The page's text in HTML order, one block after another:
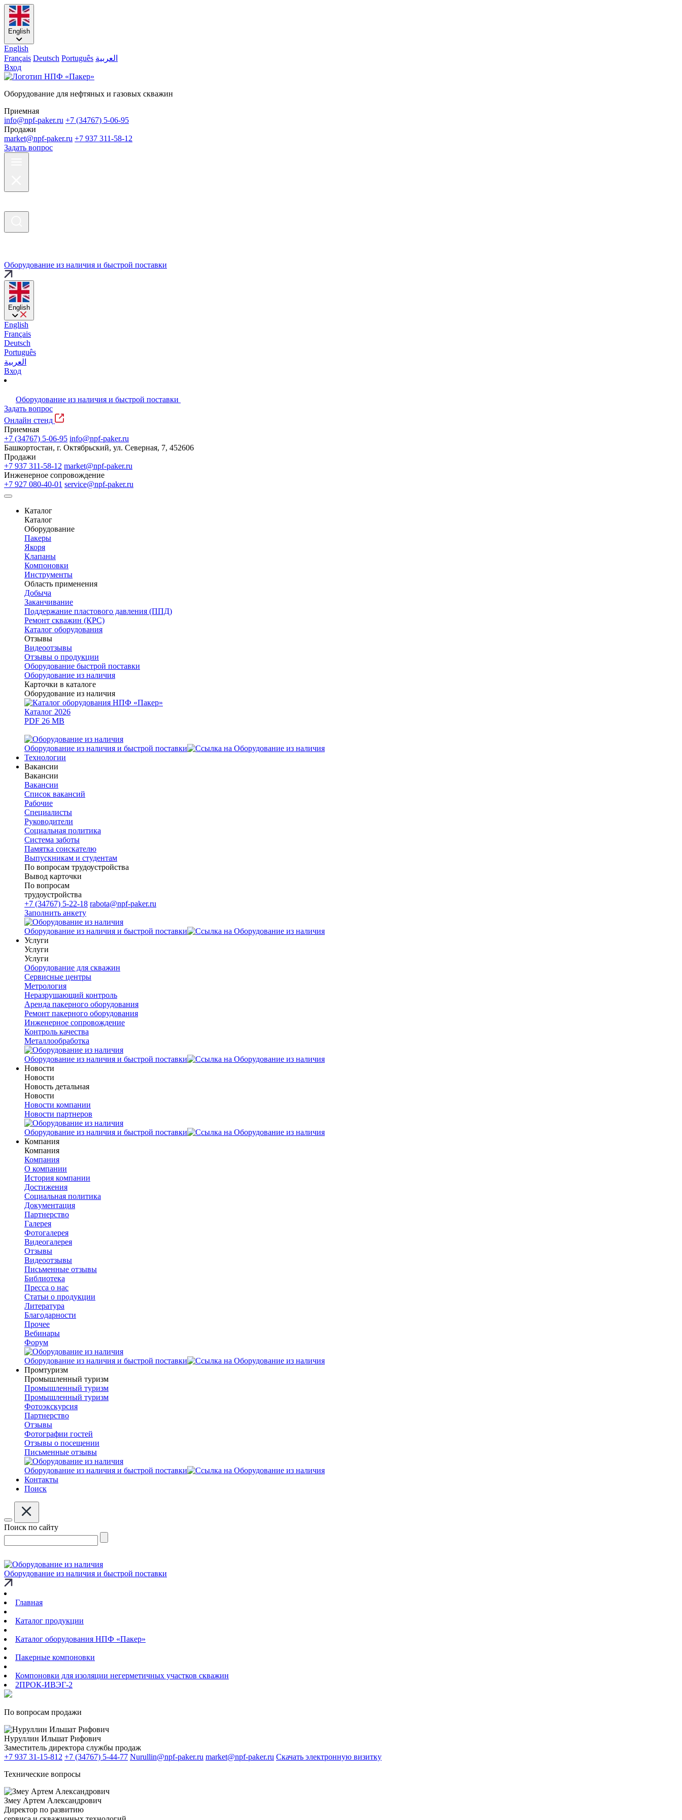
English
English
Français Deutsch Português العربية
Вход
Оборудование для нефтяных и газовых скважин
Приемная
info@npf-paker.ru +7 (34767) 5-06-95
Продажи
market@npf-paker.ru +7 937 311-58-12
Задать вопрос
Оборудование из наличия и быстрой поставки
English
English
Français
Deutsch
Português
العربية
Вход
Оборудование из наличия и быстрой поставки
Задать вопрос
Онлайн стенд
Приемная
+7 (34767) 5-06-95 info@npf-paker.ru
Башкортостан, г. Октябрьский, ул. Северная, 7, 452606
Продажи
+7 937 311-58-12 market@npf-paker.ru
Инженерное сопровождение
+7 927 080-40-01 service@npf-paker.ru
Каталог
Каталог
Оборудование
Пакеры
Якоря
Клапаны
Компоновки
Инструменты
Область применения
Добыча
Заканчивание
Поддержание пластового давления (ППД)
Ремонт скважин (КРС)
Каталог оборудования
Отзывы
Видеоотзывы
Отзывы о продукции
Оборудование быстрой поставки
Оборудование из наличия
Карточки в каталоге
Оборудование из наличия
Каталог 2026
PDF 26 MB
Оборудование из наличия и быстрой поставки
Технологии
Вакансии
Вакансии
Вакансии
Список вакансий
Рабочие
Специалисты
Руководители
Cоциальная политика
Система заботы
Памятка соискателю
Выпускникам и студентам
По вопросам трудоустройства
Вывод карточки
По вопросам
трудоустройства
+7 (34767) 5-22-18 rabota@npf-paker.ru
Заполнить анкету
Оборудование из наличия и быстрой поставки
Услуги
Услуги
Услуги
Оборудование для скважин
Сервисные центры
Метрология
Неразрушающий контроль
Аренда пакерного оборудования
Ремонт пакерного оборудования
Инженерное сопровождение
Контроль качества
Металлообработка
Оборудование из наличия и быстрой поставки
Новости
Новости
Новость детальная
Новости
Новости компании
Новости партнеров
Оборудование из наличия и быстрой поставки
Компания
Компания
Компания
О компании
История компании
Достижения
Социальная политика
Документация
Партнерство
Галерея
Фотогалерея
Видеогалерея
Отзывы
Видеоотзывы
Письменные отзывы
Библиотека
Пресса о нас
Статьи о продукции
Литература
Благодарности
Прочее
Вебинары
Форум
Оборудование из наличия и быстрой поставки
Промтуризм
Промышленный туризм
Промышленный туризм
Промышленный туризм
Фотоэкскурсия
Партнерство
Отзывы
Фотографии гостей
Отзывы о посещении
Письменные отзывы
Оборудование из наличия и быстрой поставки
Контакты
Поиск
Поиск по сайту
Оборудование из наличия и быстрой поставки
Главная
Каталог продукции
Каталог оборудования НПФ «Пакер»
Пакерные компоновки
Компоновки для изоляции негерметичных участков скважин
2ПРОК-ИВЭГ-2
По вопросам продажи
Нуруллин Ильшат Рифович
Заместитель директора службы продаж
+7 937 31-15-812 +7 (34767) 5-44-77 Nurullin@npf-paker.ru market@npf-paker.ru Скачать электронную визитку
Технические вопросы
Змеу Артем Александрович
Директор по развитию